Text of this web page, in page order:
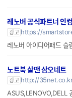
레노버 공식파트너 인
광고 https://
레노버 아이디어패드 슬
노트북 살땐 삼오네트
광고 http://
ASUS,LENOVO,DELL